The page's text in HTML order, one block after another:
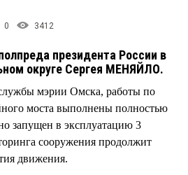
0 3412
президента России в
округе Сергея МЕНЯЙЛО.
мэрии Омска, работы по
моста выполнены полностью
запущен в эксплуатацию 3
сооружения продолжит
движения.